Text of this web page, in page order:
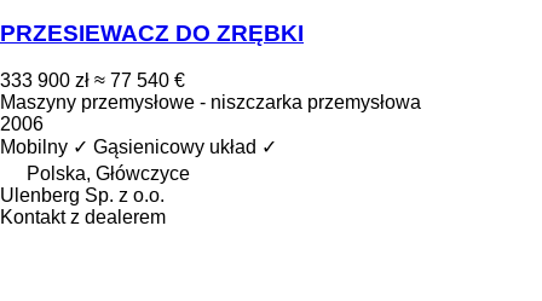
PRZESIEWACZ DO ZRĘBKI
333 900 zł ≈ 77 540 €
Maszyny przemysłowe - niszczarka przemysłowa
2006
Mobilny ✓ Gąsienicowy układ ✓
Polska, Główczyce
Ulenberg Sp. z o.o.
Kontakt z dealerem